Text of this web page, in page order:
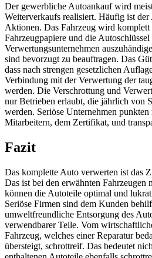
Der gewerbliche Autoankauf wird
Weiterverkaufs realisiert. Häufig ist
Aktionen. Das Fahrzeug wird
Fahrzeugpapiere und die Autoschlüssel
Verwertungsunternehmen
sind bevorzugt zu beauftragen. Das
dass nach strengen gesetzlichen
Verbindung mit der Verwertung der
werden. Die Verschrottung und
nur Betrieben erlaubt, die jährlich von
werden. Seriöse Unternehmen punkten
Mitarbeitern, dem Zertifikat, und
Fazit
Das komplette Auto verwerten ist das
Das ist bei den erwähnten Fahrzeugen
können die Autoteile optimal und
Seriöse Firmen sind dem Kunden
umweltfreundliche Entsorgung des
verwendbarer Teile. Vom
Fahrzeug, welches einer Reparatur
übersteigt, schrottreif. Das bedeutet